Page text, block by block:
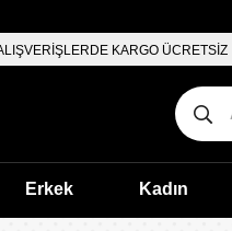
KARGO ÜCRETSİZ
Erkek Kadın